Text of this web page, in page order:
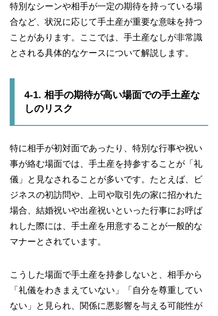
特別なシーンや相手が一定の期待を持っている場
合など、状況に応じて手土産が重要な意味を持つ
ことがあります。ここでは、手土産なしが非常識
とされる具体的なケースについて解説します。
4-1. 相手の期待が高い場面での手土産な
しのリスク
特に相手が初対面であったり、特別な行事や祝い
事が絡む場面では、手土産を持参することが「礼
儀」と見なされることが多いです。たとえば、ビ
ジネスの初訪問や、上司や取引先の家に招かれた
場合、結婚祝いや出産祝いといった行事にお呼ば
れした際には、手土産を用意することが一般的な
マナーとされています。
こうした場面で手土産を持参しないと、相手から
「礼儀をわきまえていない」「自分を尊重してい
ない」と見られ、関係に悪影響を与える可能性が